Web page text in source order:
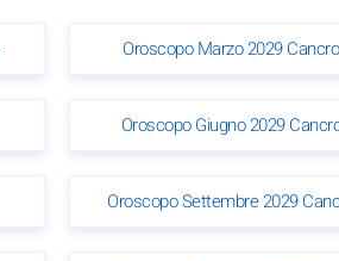
Oroscopo Marzo 2029 Cancro
Oroscopo Giugno 2029
Oroscopo Settembre 2029